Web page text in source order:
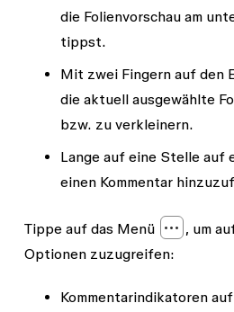
die Folienvorschau am
tippst.
Mit zwei Fingern auf den
die aktuell ausgewählte
bzw. zu verkleinern.
Lange auf eine Stelle auf
einen Kommentar
Tippe auf das Menü
, um
Optionen zuzugreifen:
Kommentarindikatoren